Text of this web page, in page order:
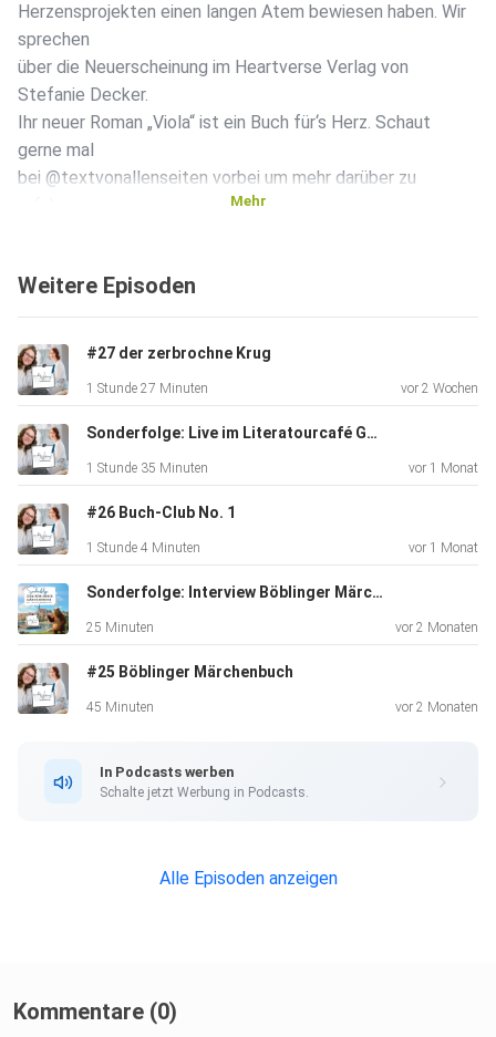
Herzensprojekten einen langen Atem bewiesen haben. Wir
sprechen
über die Neuerscheinung im Heartverse Verlag von
Stefanie Decker.
Ihr neuer Roman „Viola“ ist ein Buch für‘s Herz. Schaut
gerne mal
bei @textvonallenseiten vorbei um mehr darüber zu
Hier lang zur Website von Viola, der Pforzheimer Künstlerin.
Unseren weirden Merch findest du ab sofort übrigens hier:
writers stuff Wir erweitern unser Sortiment regelmäßig -
also
richtig. Unterstütze uns gerne hier auf dem Kanal:
Mehr
Weitere Episoden
#27 der zerbrochne Krug
1 Stunde 27 Minuten vor 2 Wochen
Sonderfolge: Live im Literatourcafé Gelsenkirchen
1 Stunde 35 Minuten vor 1 Monat
#26 Buch-Club No. 1
1 Stunde 4 Minuten vor 1 Monat
Sonderfolge: Interview Böblinger Märchenbuch
25 Minuten vor 2 Monaten
#25 Böblinger Märchenbuch
45 Minuten vor 2 Monaten
In Podcasts werben
Schalte jetzt Werbung in Podcasts.
Alle Episoden anzeigen
Kommentare (0)